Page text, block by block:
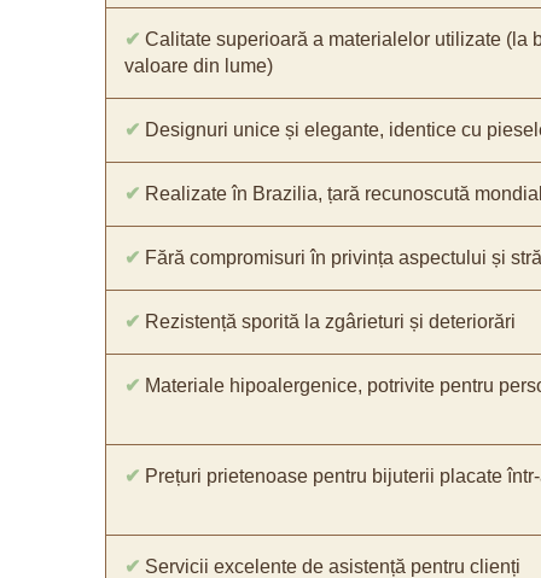
✔ Calitate superioară a materialelor utilizate (la
valoare din lume)
✔ Designuri unice și elegante, identice cu
✔ Realizate în Brazilia, țară recunoscută
✔ Fără compromisuri în privința aspectului și
✔ Rezistență sporită la zgârieturi și deteriorări
✔ Materiale hipoalergenice, potrivite pentru
✔ Prețuri prietenoase pentru bijuterii placate
✔ Servicii excelente de asistență pentru clienți